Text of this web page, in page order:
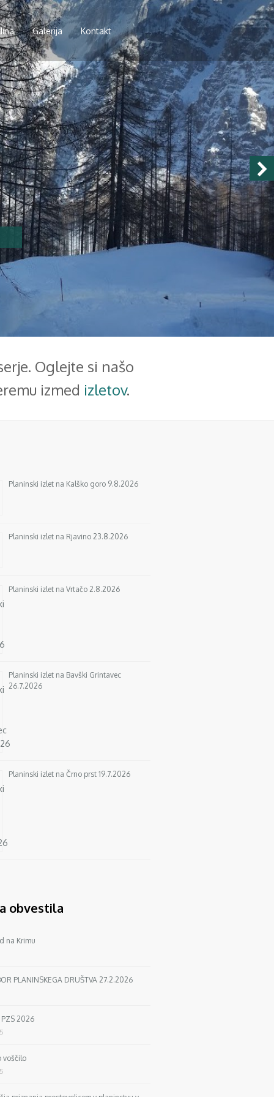
Galerija Kontakt
Oglejte si našo
izmed izletov.
Planinski izlet na Kalško goro 9.8.2026
Planinski izlet na Rjavino 23.8.2026
Planinski izlet na Vrtačo 2.8.2026
Planinski izlet na Bavški Grintavec
26.7.2026
Planinski izlet na Črno prst 19.7.2026
obvestila
na Krimu
PLANINSKEGA DRUŠTVA 27.2.2026
2026
voščilo